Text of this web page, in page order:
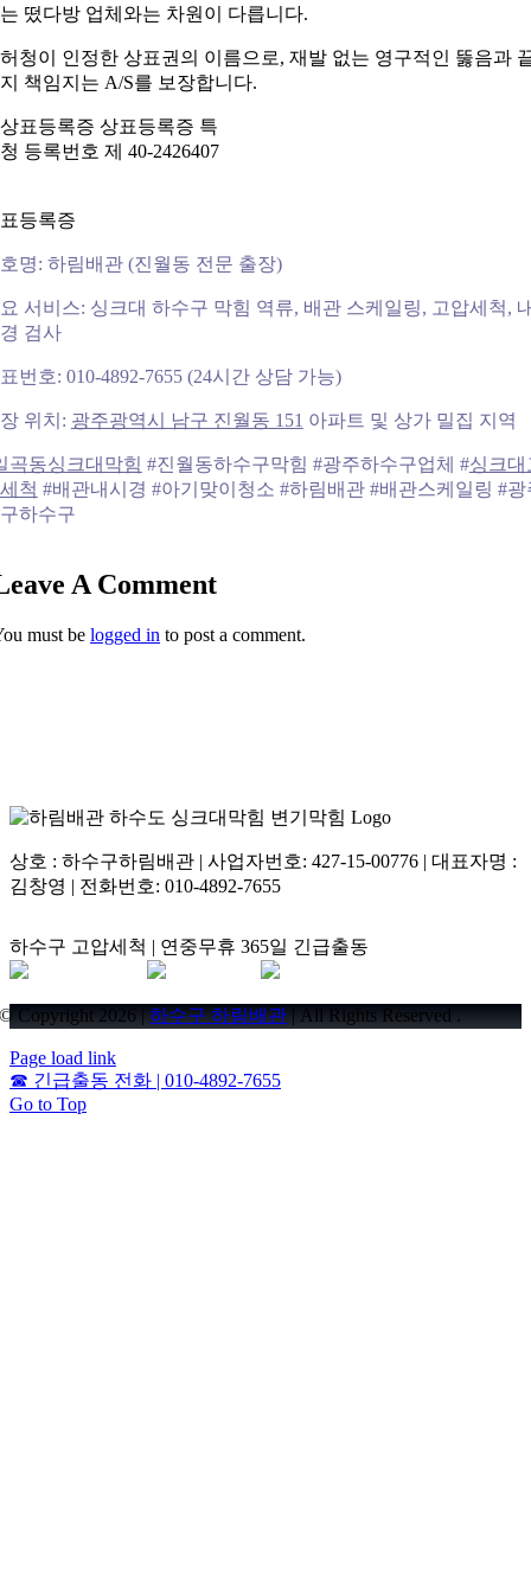
떴다방 업체와는 차원이 다릅니다.
청이 인정한 상표권의 이름으로, 재발 없는 영구적인 뚫음과
책임지는 A/S를 보장합니다.
등록증
명: 하림배관 (진월동 전문 출장)
서비스: 싱크대 하수구 막힘 역류, 배관 스케일링, 고압세척,
검사
번호: 010-4892-7655 (24시간 상담 가능)
위치: 광주광역시 남구 진월동 151 아파트 및 상가 밀집 지역
곡동싱크대막힘 #진월동하수구막힘 #광주하수구업체 #싱크대
척 #배관내시경 #아기맞이청소 #하림배관 #배관스케일링 #광
하수구
A Comment
must be logged in to post a comment.
상호 : 하수구하림배관 | 사업자번호: 427-15-00776 | 대표자명 :
김창영 | 전화번호: 010-4892-7655
하수구 고압세척 | 연중무휴 365일 긴급출동
© Copyright 2026 |하수구 하림배관 | All Rights Reserved .
Page load link
☎ 긴급출동 전화 | 010-4892-7655
Go to Top